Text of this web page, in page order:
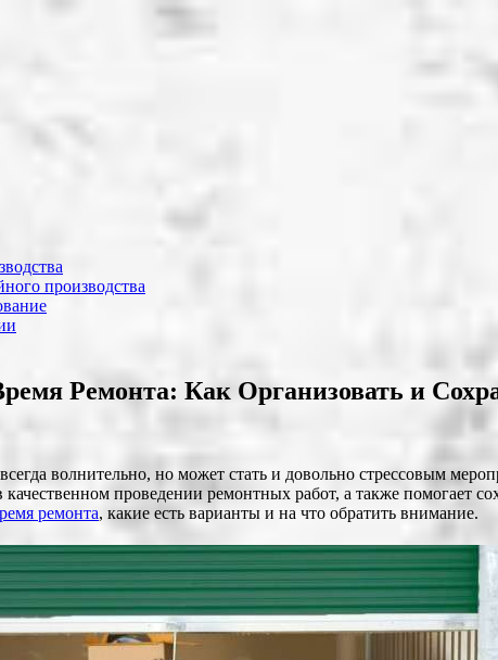
производства
Ремонта: Как Организовать и
волнительно, но может стать и довольно стрессовым
проведении ремонтных работ, а также помогает
ремонта, какие есть варианты и на что обратить внимание.